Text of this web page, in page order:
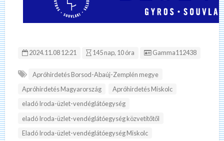
2024.11.08 12:21 145 nap, 10 óra Hirdetés ID:
Gamma112438
Apróhirdetés Borsod-Abaúj-Zemplén megye
Apróhirdetés Magyarország
Apróhirdetés Miskolc
eladó Iroda-üzlet-vendéglátóegység
eladó Iroda-üzlet-vendéglátóegység közvetítőtől
Eladó Iroda-üzlet-vendéglátóegység Miskolc